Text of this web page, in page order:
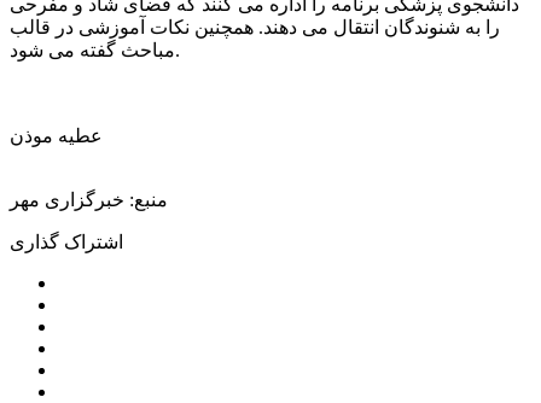
را به شنوندگان انتقال می دهند. همچنین نکات آموزشی در قالب
مباحث گفته می شود.
عطیه موذن
منبع: خبرگزاری مهر
اشتراک گذاری